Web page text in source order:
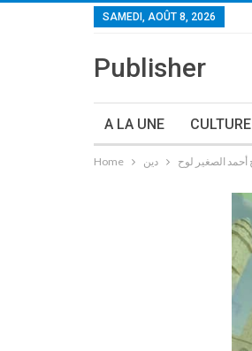
SAMEDI, AOÛT 8, 2026
Publisher
A LA UNE CULTURE
Home دين